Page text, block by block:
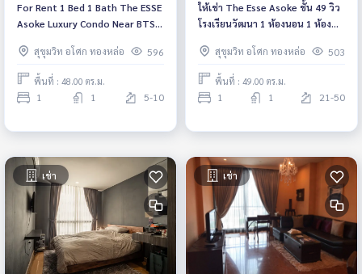
For Rent 1 Bed 1 Bath The ESSE
Asoke Luxury Condo Near BTS
move inสุขุมวิท อโศก ทองหล่อ 596
พื้นที่ : 48.00 ตร.ม.
1 1 5-10
ให้เช่า The Esse Asoke ชั้น 49 วิว
โรงเรียนวัฒนา 1 ห้องนอน 1 ห้องน้ำ
ค่าเช่า 50,000
สุขุมวิท อโศก ทองหล่อ 503
พื้นที่ : 49.00 ตร.ม.
1 1 21-50
เช่า เช่า